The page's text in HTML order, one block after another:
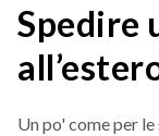
Spedire
Un po' come per